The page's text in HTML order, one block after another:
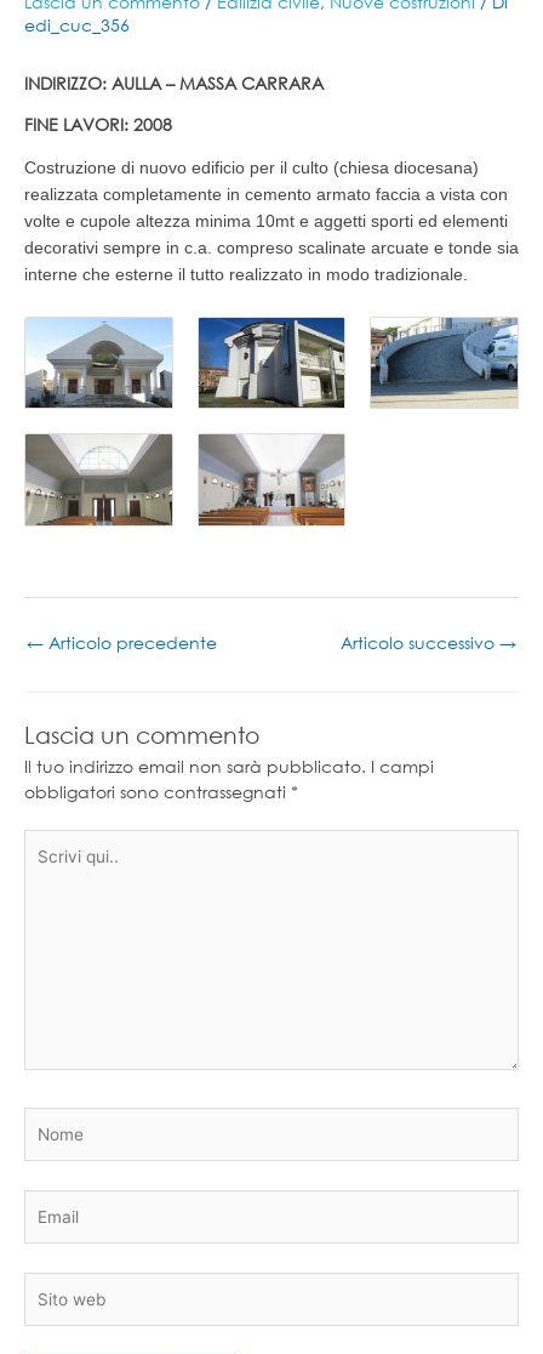
edi_cuc_356
INDIRIZZO: AULLA – MASSA CARRARA
FINE LAVORI: 2008
Costruzione di nuovo edificio per il culto (chiesa diocesana)
realizzata completamente in cemento armato faccia a vista con
volte e cupole altezza minima 10mt e aggetti sporti ed elementi
decorativi sempre in c.a. compreso scalinate arcuate e tonde sia
interne che esterne il tutto realizzato in modo tradizionale.
← Articolo precedente Articolo successivo →
Lascia un commento
Il tuo indirizzo email non sarà pubblicato. I campi
obbligatori sono contrassegnati *
qui..
web